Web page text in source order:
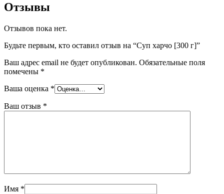
Отзывы
Отзывов пока нет.
Будьте первым, кто оставил отзыв на “Суп харчо [300 г]”
Ваш адрес email не будет опубликован. Обязательные поля
помечены *
Ваша оценка *
Ваш отзыв *
Имя *